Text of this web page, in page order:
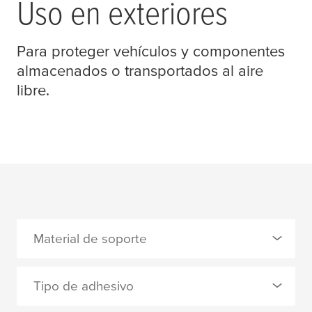
Uso en exteriores
Para proteger vehículos y componentes
almacenados o transportados al aire
libre.
Material de soporte
0 Seleccionado
Tipo de adhesivo